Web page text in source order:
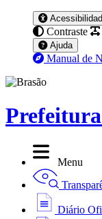
Contraste
Ajuda
Manual de
Menu
Diário